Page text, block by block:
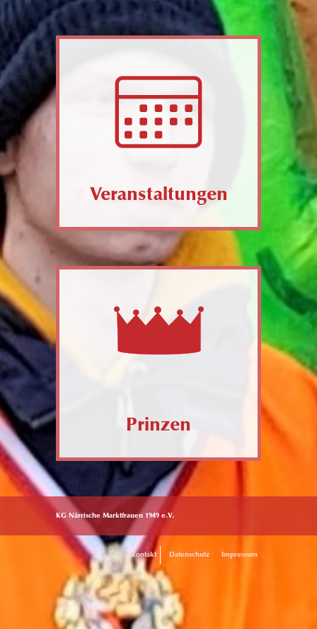
Veranstaltungen
Prinzen
KG Närrische Marktfrauen 1949 e.V.
Kontakt Datenschutz Impressum